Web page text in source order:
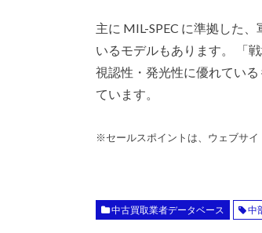
主に MIL-SPEC に準拠した
いるモデルもあります。 「
視認性・発光性に優れてい
ています。
※セールスポイントは、ウェブサイ
中古買取業者データベース 中